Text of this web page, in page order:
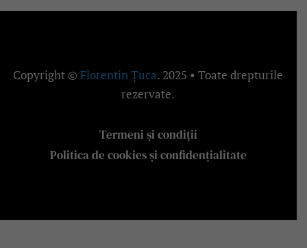
Copyright ©Florentin Țuca. 2025 • Toate drepturile
rezervate.
Termeni și condiții
Politica de cookies și confidențialitate